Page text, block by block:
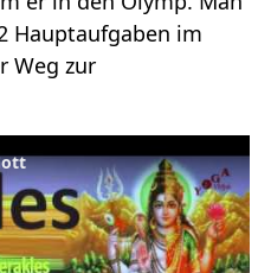
Hauptaufgaben im
Weg zur